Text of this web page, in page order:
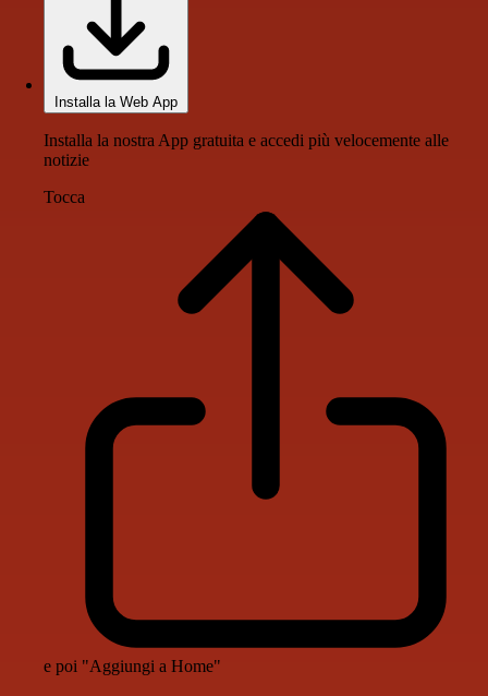
Installa la Web App
Installa la nostra App gratuita e accedi più velocemente alle
notizie
Tocca
e poi "Aggiungi a Home"